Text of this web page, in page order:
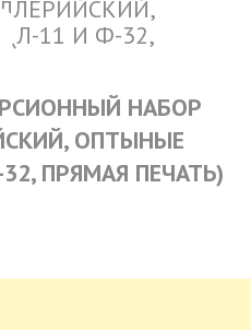
НАБОР
ОПТЫНЫЕ
ПРЯМАЯ ПЕЧАТЬ)